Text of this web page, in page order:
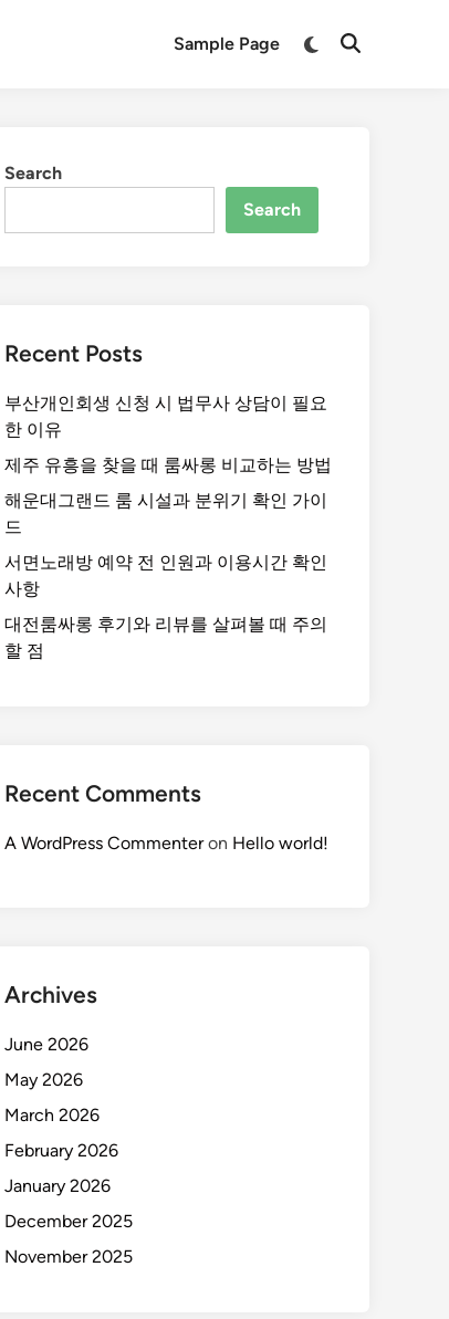
Sample Page
Switch
Open
Search
Search
Recent Posts
부산개인회생 신청 시 법무사 상담이 필요
한 이유
제주 유흥을 찾을 때 룸싸롱 비교하는 방법
해운대그랜드 룸 시설과 분위기 확인 가이
드
서면노래방 예약 전 인원과 이용시간 확인
사항
대전룸싸롱 후기와 리뷰를 살펴볼 때 주의
할 점
Recent Comments
A WordPress Commenteron Hello world!
Archives
June 2026
May 2026
March 2026
February 2026
January 2026
December 2025
November 2025